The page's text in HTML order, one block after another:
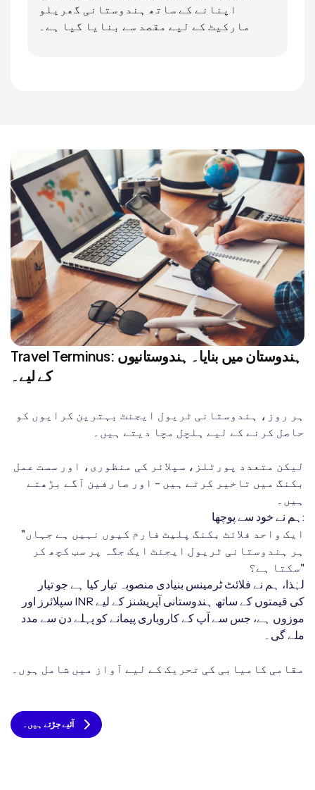
اپنانے کے ساتھ ہندوستانی گھریلو
مارکیٹ کے لیے مقصد سے بنایا گیا ہے۔
Travel Terminus: ہندوستان میں بنایا۔ ہندوستانیوں
کے لیے۔
ہر روز، ہندوستانی ٹریول ایجنٹ بہترین کرایوں کو
حاصل کرنے کے لیے ہلچل مچا دیتے ہیں۔
لیکن متعدد پورٹلز، سپلائر کی منظوری، اور سست عمل
بکنگ میں تاخیر کرتے ہیں - اور صارفین آگے بڑھتے
ہیں۔
ہم نے خود سے پوچھا:
"ایک واحد فلائٹ بکنگ پلیٹ فارم کیوں نہیں ہے جہاں
ہر ہندوستانی ٹریول ایجنٹ ایک جگہ پر سب کچھ کر
سکتا ہے؟"
لہٰذا، ہم نے فلائٹ ٹرمینس بنیادی منصوبہ تیار کیا ہے جو تیار
سپلائرز اور INR کی قیمتوں کے ساتھ ہندوستانی آپریشنز کے لیے
موزوں ہے، جس سے آپ کے کاروباری پیمانے کو پہلے دن سے مدد
ملے گی۔
مقامی کامیابی کی تحریک کے لیے آواز میں شامل ہوں۔
آئیے جڑتے ہیں۔